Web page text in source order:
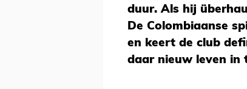
duur. Als hij
De Colombiaanse
en keert de club
daar nieuw leven in